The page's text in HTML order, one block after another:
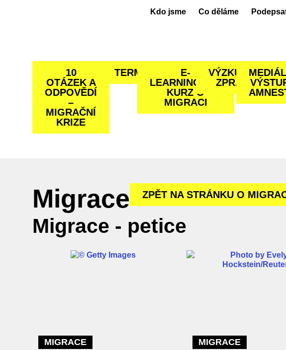
Kdo jsme Co děláme
10
OTÁZEK A
ODPOVĚDÍ
–
MIGRAČNÍ
KRIZE
TERMINOLOGIE
E-
LEARNINGOVÝ
KURZ O
MIGRACI
VÝZKUMNÉ
ZPRÁVY
Migrace ZPĚT NA STRÁNKU O
Migrace - petice
MIGRACE MIGRACE